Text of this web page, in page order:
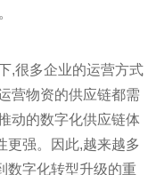
,很多企业的运营方式
营物资的供应链都需
动的数字化供应链体
更强。因此,越来越多
数字化转型升级的重